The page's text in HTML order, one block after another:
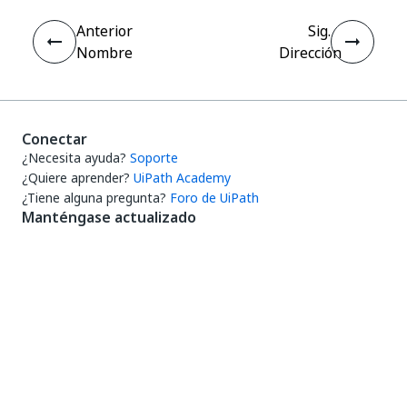
Anterior
Nombre
Sig.
Dirección
Conectar
¿Necesita ayuda? Soporte
¿Quiere aprender? UiPath Academy
¿Tiene alguna pregunta? Foro de UiPath
Manténgase actualizado